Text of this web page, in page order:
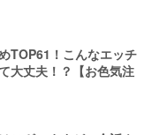
TOP61！こんなエッチ
大丈夫！？【お色気注